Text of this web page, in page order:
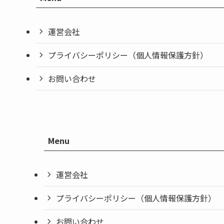
運営会社
プライバシーポリシー（個人情報保護方針）
お問い合わせ
Menu
運営会社
プライバシーポリシー（個人情報保護方針）